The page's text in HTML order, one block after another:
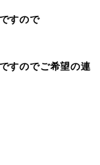
すので
すのでご希望の連